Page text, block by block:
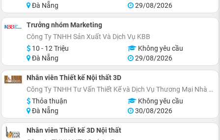
Đà Nẵng
29/08/2026
Trưởng nhóm Marketing
Công Ty TNHH Sản Xuất Và Dịch Vụ KBB
10 - 12 Triệu
Không yêu cầu
Đà Nẵng
29/08/2026
Nhân viên Thiết kế Nội thất 3D
Công Ty TNHH Tư Vấn Thiết Kế và Dịch Vụ Thương Mại Nhà Bạn
Thỏa thuận
Không yêu cầu
Đà Nẵng
30/08/2026
Nhân viên Thiết kế 3D Nội thất